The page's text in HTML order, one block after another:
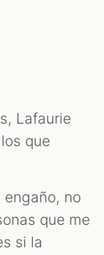
Lafaurie
que
no
que me
si la